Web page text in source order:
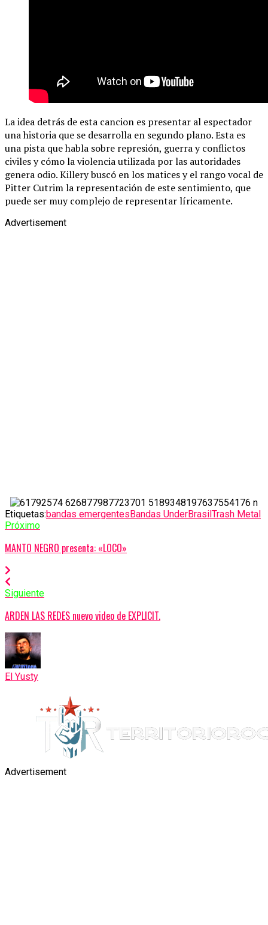
La idea detrás de esta cancion es presentar al espectador
una historia que se desarrolla en segundo plano. Esta es
una pista que habla sobre represión, guerra y conflictos
civiles y cómo la violencia utilizada por las autoridades
genera odio. Killery buscó en los matices y el rango vocal de
Pitter Cutrim la representación de este sentimiento, que
puede ser muy complejo de representar líricamente.
Advertisement
Etiquetas:bandas emergentesBandas UnderBrasilTrash Metal
Próximo
MANTO NEGRO presenta: «LOCO»
Siguiente
ARDEN LAS REDES nuevo video de EXPLICIT.
El Yusty
Advertisement